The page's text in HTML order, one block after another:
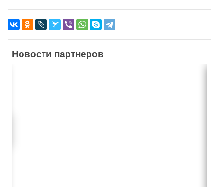
Новости партнеров